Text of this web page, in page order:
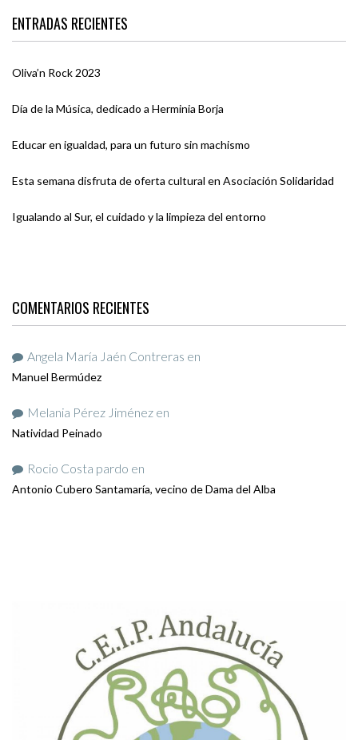
ENTRADAS RECIENTES
Oliva’n Rock 2023
Día de la Música, dedicado a Herminia Borja
Educar en igualdad, para un futuro sin machismo
Esta semana disfruta de oferta cultural en Asociación Solidaridad
Igualando al Sur, el cuidado y la limpieza del entorno
COMENTARIOS RECIENTES
Angela María Jaén Contreras en
Manuel Bermúdez
Melania Pérez Jiménez en
Natividad Peinado
Rocio Costa pardo en
Antonio Cubero Santamaría, vecino de Dama del Alba